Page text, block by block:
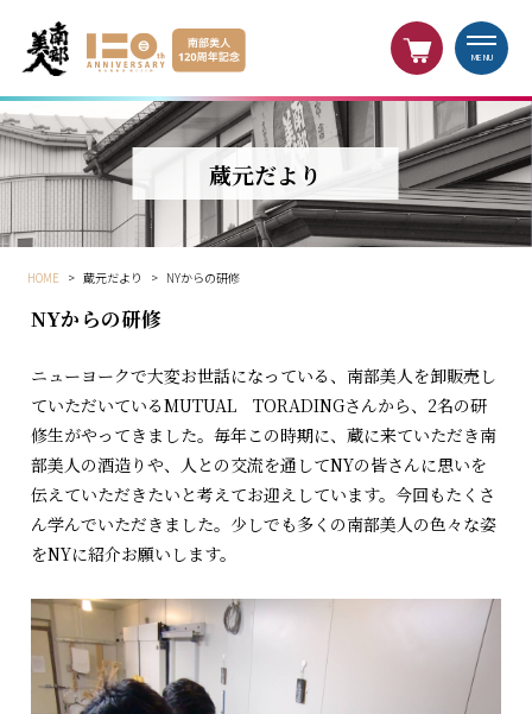
MENU
蔵元だより
HOME > 蔵元だより > NYからの研修
NYからの研修
ニューヨークで大変お世話になっている、南部美人を卸販売し
ていただいているMUTUAL TORADINGさんから、2名の研
修生がやってきました。毎年この時期に、蔵に来ていただき南
部美人の酒造りや、人との交流を通してNYの皆さんに思いを
伝えていただきたいと考えてお迎えしています。今回もたくさ
ん学んでいただきました。少しでも多くの南部美人の色々な姿
をNYに紹介お願いします。